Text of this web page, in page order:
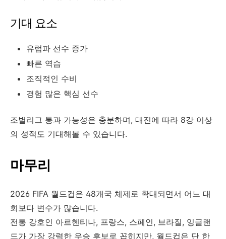
기대 요소
유럽파 선수 증가
빠른 역습
조직적인 수비
경험 많은 핵심 선수
조별리그 통과 가능성은 충분하며, 대진에 따라 8강 이상
의 성적도 기대해볼 수 있습니다.
마무리
2026 FIFA 월드컵은 48개국 체제로 확대되면서 어느 대
회보다 변수가 많습니다.
전통 강호인 아르헨티나, 프랑스, 스페인, 브라질, 잉글랜
드가 가장 강력한 우승 후보로 꼽히지만, 월드컵은 단 한